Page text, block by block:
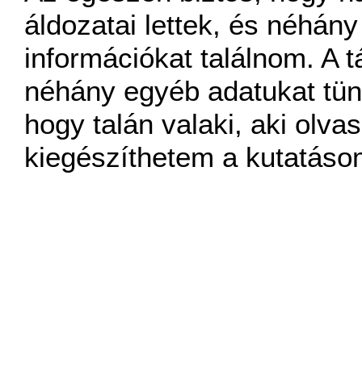
áldozatai lettek, és
információkat találnom. A
néhány egyéb adatukat
hogy talán valaki, aki
kiegészíthetem a